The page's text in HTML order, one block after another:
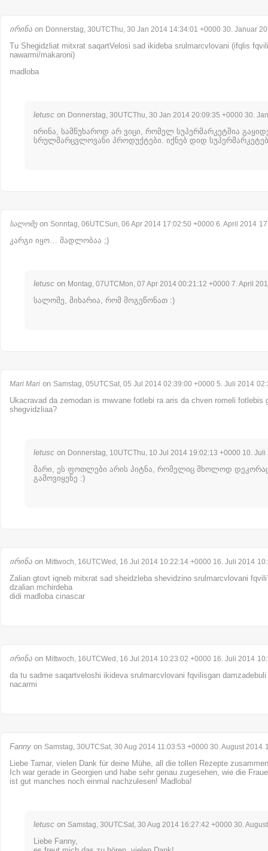
ირინა on Donnerstag, 30UTCThu, 30 Jan 2014 14:34:01 +0000 30. Januar
Tu Shegidzliat mitxrat saqartVelosi sad ikideba srulmarcvlovani (ifqlis
nawarmi/makaroni)
madloba
letusc on Donnerstag, 30UTCThu, 30 Jan 2014 20:09:35 +0000 30.
ირინა, სამწუხაროდ არ ვიცი, რომელ სუპერმარკეტშია
სრულმარცვლოვანი პროდუქტები. იქნებ დიდ
სალომეon Sonntag, 06UTCSun, 06 Apr 2014 17:02:50 +0000 6. April 2014
კარგი იყო… მადლობაა ;)
letusc on Montag, 07UTCMon, 07 Apr 2014 00:21:12 +0000 7. April
სალომე, მიხარია, რომ მოგეწონათ :)
Mari Mari on Samstag, 05UTCSat, 05 Jul 2014 02:39:00 +0000 5. Juli 2014
Ukacravad da zemodan is mwvane fotlebi ra aris da chven romeli fotlebis
shegvidzliaa?
letusc on Donnerstag, 10UTCThu, 10 Jul 2014 19:02:13 +0000 10. Juli
მარი, ეს ფოთლები არის პიტნა, რომელიც მხოლოდ
გამოვიყენე :)
ირინა on Mittwoch, 16UTCWed, 16 Jul 2014 10:22:14 +0000 16. Juli 2014
Zalian gtovt iqneb mitxrat sad sheidzleba shevidzino srulmarcvlovani
dzalian mchirdeba
didi madloba cinascar
ირინა on Mittwoch, 16UTCWed, 16 Jul 2014 10:23:02 +0000 16. Juli 2014
da tu sadme saqartveloshi ikideva srulmarcvlovani fqvilisgan
nacarmi
Fanny on Samstag, 30UTCSat, 30 Aug 2014 11:03:53 +0000 30. August 2014
Liebe Tamar, vielen Dank für deine Mühe, all die tollen Rezepte
Ich war gerade in Georgien und habe sehr genau zugesehen, wie die
ist gut manches noch einmal nachzulesen! Madloba!
letusc on Samstag, 30UTCSat, 30 Aug 2014 16:27:42 +0000 30.
Liebe Fanny,